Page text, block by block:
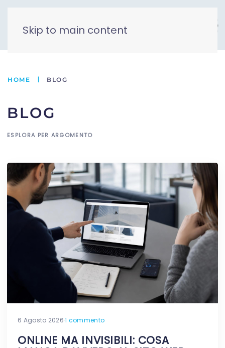
Skip to main content
HOME BLOG
BLOG
ESPLORA PER ARGOMENTO
6 Agosto 2026·1 commento
ONLINE MA INVISIBILI: COSA